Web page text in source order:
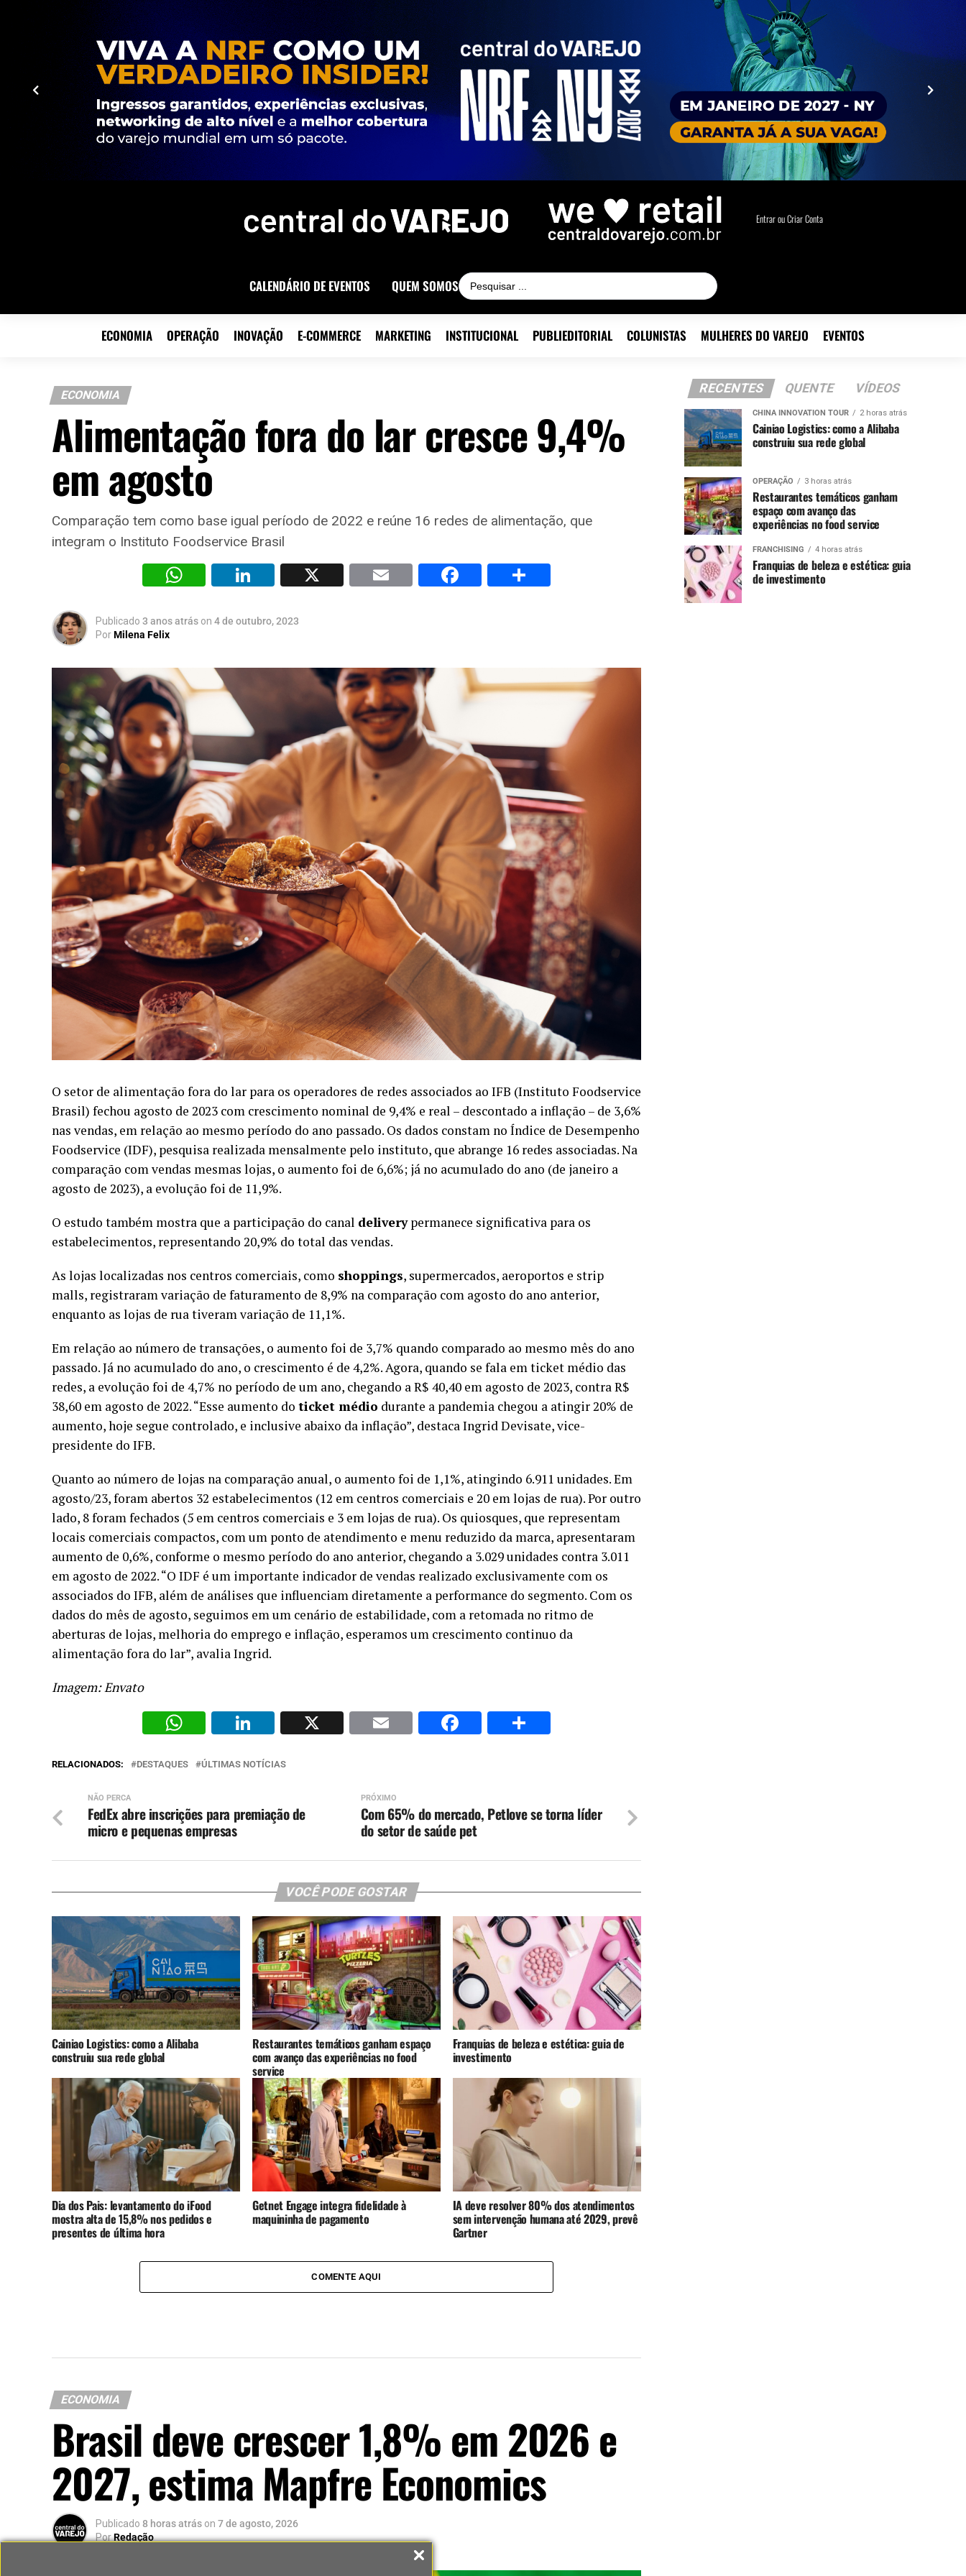
Entrar ou Criar Conta
CALENDÁRIO DE EVENTOS QUEM SOMOS
ECONOMIA OPERAÇÃO INOVAÇÃO E-COMMERCE MARKETING INSTITUCIONAL PUBLIEDITORIAL COLUNISTAS MULHERES DO VAREJO EVENTOS
ECONOMIA
Alimentação fora do lar cresce 9,4%
em agosto
Comparação tem como base igual período de 2022 e reúne 16 redes de alimentação, que
integram o Instituto Foodservice Brasil
WhatsAppLinkedIn
X Email Facebook
Publicado 3 anos atrás on 4 de outubro, 2023
PorMilena Felix
O setor de alimentação fora do lar para os operadores de redes associados ao IFB (Instituto Foodservice
Brasil) fechou agosto de 2023 com crescimento nominal de 9,4% e real – descontado a inflação – de 3,6%
nas vendas, em relação ao mesmo período do ano passado. Os dados constam no Índice de Desempenho
Foodservice (IDF), pesquisa realizada mensalmente pelo instituto, que abrange 16 redes associadas. Na
comparação com vendas mesmas lojas, o aumento foi de 6,6%; já no acumulado do ano (de janeiro a
agosto de 2023), a evolução foi de 11,9%.
O estudo também mostra que a participação do canal deliverypermanece significativa para os
estabelecimentos, representando 20,9% do total das vendas.
As lojas localizadas nos centros comerciais, como shoppings, supermercados, aeroportos e strip
malls, registraram variação de faturamento de 8,9% na comparação com agosto do ano anterior,
enquanto as lojas de rua tiveram variação de 11,1%.
Em relação ao número de transações, o aumento foi de 3,7% quando comparado ao mesmo mês do ano
passado. Já no acumulado do ano, o crescimento é de 4,2%. Agora, quando se fala em ticket médio das
redes, a evolução foi de 4,7% no período de um ano, chegando a R$ 40,40 em agosto de 2023, contra R$
38,60 em agosto de 2022. “Esse aumento do ticket médio durante a pandemia chegou a atingir 20% de
aumento, hoje segue controlado, e inclusive abaixo da inflação”, destaca Ingrid Devisate, vice-
presidente do IFB.
Quanto ao número de lojas na comparação anual, o aumento foi de 1,1%, atingindo 6.911 unidades. Em
agosto/23, foram abertos 32 estabelecimentos (12 em centros comerciais e 20 em lojas de rua). Por outro
lado, 8 foram fechados (5 em centros comerciais e 3 em lojas de rua). Os quiosques, que representam
locais comerciais compactos, com um ponto de atendimento e menu reduzido da marca, apresentaram
aumento de 0,6%, conforme o mesmo período do ano anterior, chegando a 3.029 unidades contra 3.011
em agosto de 2022. “O IDF é um importante indicador de vendas realizado exclusivamente com os
associados do IFB, além de análises que influenciam diretamente a performance do segmento. Com os
dados do mês de agosto, seguimos em um cenário de estabilidade, com a retomada no ritmo de
aberturas de lojas, melhoria do emprego e inflação, esperamos um crescimento continuo da
alimentação fora do lar”, avalia Ingrid.
Imagem: Envato
WhatsAppLinkedIn
X Email Facebook
RELACIONADOS: DESTAQUES ÚLTIMAS NOTÍCIAS
PRÓXIMO
Com 65% do mercado, Petlove se torna líder
do setor de saúde pet
NÃO PERCA
FedEx abre inscrições para premiação de
micro e pequenas empresas
VOCÊ PODE GOSTAR
Cainiao Logistics: como a Alibaba
construiu sua rede global
Restaurantes temáticos ganham espaço
com avanço das experiências no food
service
Franquias de beleza e estética: guia de
investimento
Dia dos Pais: levantamento do iFood
mostra alta de 15,8% nos pedidos e
presentes de última hora
Getnet Engage integra fidelidade à
maquininha de pagamento
IA deve resolver 80% dos atendimentos
sem intervenção humana até 2029, prevê
Gartner
COMENTE AQUI
ECONOMIA
Brasil deve crescer 1,8% em 2026 e
2027, estima Mapfre Economics
Publicado 8 horas atrás on 7 de agosto, 2026
PorRedação
RECENTES QUENTE VÍDEOS
CHINA INNOVATION TOUR 2 horas atrás
Cainiao Logistics: como a Alibaba
construiu sua rede global
OPERAÇÃO 3 horas atrás
Restaurantes temáticos ganham
espaço com avanço das
experiências no food service
FRANCHISING 4 horas atrás
Franquias de beleza e estética: guia
de investimento